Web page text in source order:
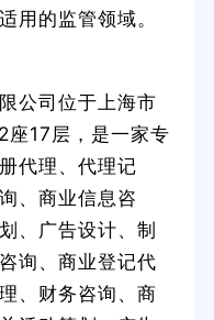
用的监管领域。
公司位于上海市
17层，是一家专
代理、代理记
、商业信息咨
、广告设计、制
询、商业登记代
、财务咨询、商